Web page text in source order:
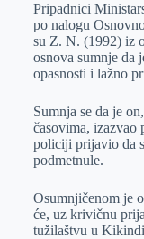
e
r
I
n
s
A
p
a
i
l
Pripadnici
po nalogu
su Z. N. (1992) iz
osnova sumnje da
opasnosti i lažno
Sumnja se da je
časovima, izazvao
policiji prijavio da
podmetnule.
Osumnjičenom je
će, uz krivičnu
tužilaštvu u